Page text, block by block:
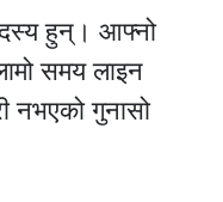
सदस्य हुन्। आफ्नो
समय लाइन
नभएको गुनासो